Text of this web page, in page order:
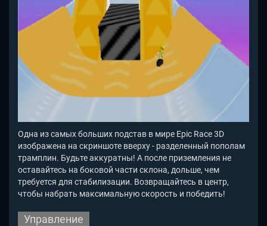
Одна из самых больших подстав в мире Epic Race 3D
изображена на скриншоте вверху - разделенный пополам
трамплин. Будьте аккуратны! А после приземления не
оставайтесь на боковой части склона, дольше, чем
требуется для стабилизации. Возвращайтесь в центр,
чтобы набрать максимальную скорость и победить!
Управление